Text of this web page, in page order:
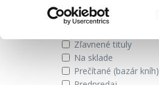
Zobraziť iba
Zľavnené tituly
Na sklade
Prečítané (bazár kníh)